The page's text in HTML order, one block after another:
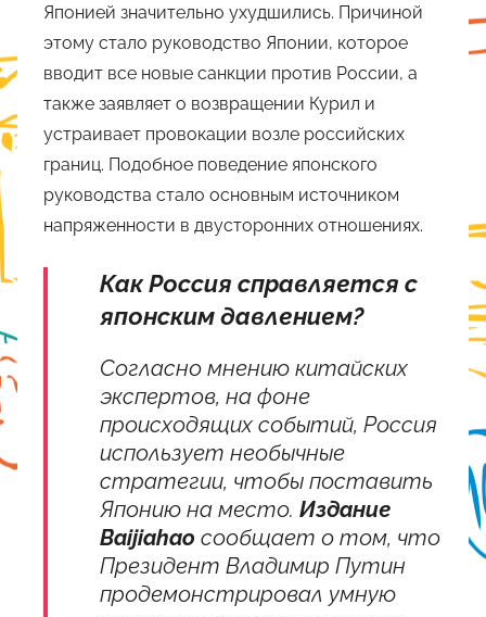
Японией значительно ухудшились. Причиной
этому стало руководство Японии, которое
вводит все новые санкции против России, а
также заявляет о возвращении Курил и
устраивает провокации возле российских
границ. Подобное поведение японского
руководства стало основным источником
напряженности в двусторонних отношениях.
Как Россия справляется с
японским давлением?
Согласно мнению китайских
экспертов, на фоне
происходящих событий, Россия
использует необычные
стратегии, чтобы поставить
Японию на место. Издание
Baijiahao сообщает о том, что
Президент Владимир Путин
продемонстрировал умную